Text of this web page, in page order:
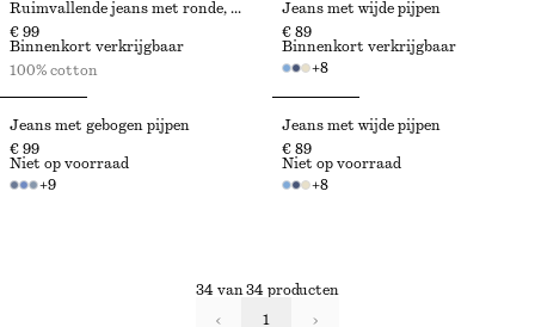
Ruimvallende jeans met ronde, wijde pijpen
€ 99
Binnenkort verkrijgbaar
100% cotton
Jeans met wijde pijpen
€ 89
+8
Binnenkort verkrijgbaar
Jeans met gebogen pijpen
€ 99
+9
Niet op voorraad
Jeans met wijde pijpen
€ 89
+8
Niet op voorraad
34 van 34 producten
1